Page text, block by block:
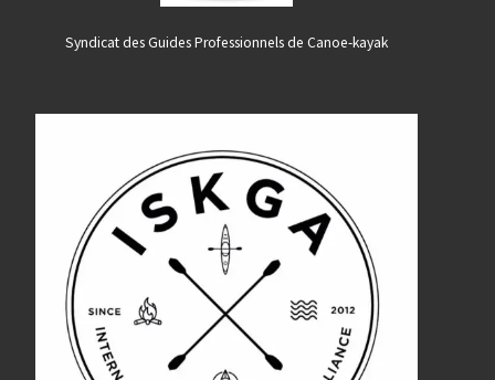
Syndicat des Guides Professionnels de Canoe-kayak